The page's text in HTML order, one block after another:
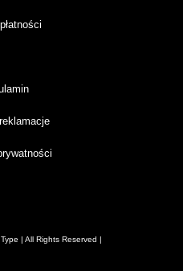
| All Rights Reserved |